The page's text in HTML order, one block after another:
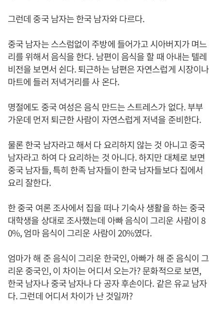
그런데 중국 남자는 한국 남자와 다르다.
중국 남자는 스스럼없이 주방에 들어가고 시아버지가 며느
리를 위해서 음식을 한다. 남편이 음식을 할 때 아내는 텔레
비전을 보면서 쉰다. 퇴근하는 남편은 자연스럽게 시장이나
마트에 들러 저녁거리를 사 온다.
명절에도 중국 여성은 음식 만드는 스트레스가 없다. 부부
가운데 먼저 퇴근한 사람이 자연스럽게 저녁을 준비한다.
물론 한국 남자라고 해서 다 요리하지 않는 것 아니고 중국
남자라고 하여 다 요리하는 것 아니다. 하지만 대체로 보면
중국 남자들, 특히 한족 남자들이 한국 남자들보다 집에서
요리 잘한다.
한 중국 여론 조사에서 집을 떠나 기숙사 생활을 하는 중국
대학생을 상대로 조사했는데 아빠 음식이 그리운 사람이 8
0%, 엄마 음식이 그리운 사람이 20%였다.
엄마가 해 준 음식이 그리운 한국인, 아빠가 해 준 음식이 그
리운 중국인, 이 차이는 어디서 오는가? 문화적으로 보면,
한국 남자나 중국 남자나 다 공자 후손이다. 같은 유교 남자
다. 그런데 어디서 차이가 난 것일까?